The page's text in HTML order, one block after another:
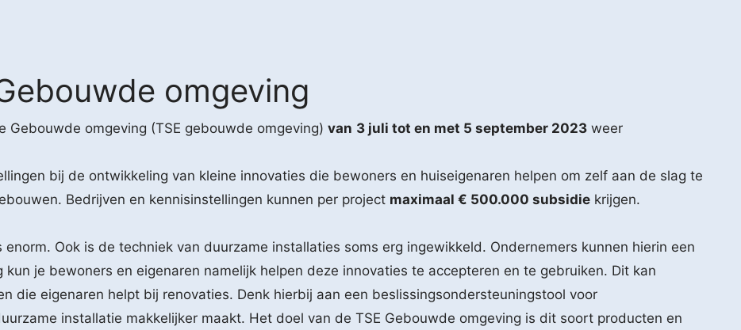
omgeving
omgeving (TSE gebouwde omgeving) van 3 juli tot en met 5 september 2023 weer
bij de ontwikkeling van kleine innovaties die bewoners en huiseigenaren helpen om zelf aan de slag te
Bedrijven en kennisinstellingen kunnen per project maximaal € 500.000 subsidie krijgen.
Ook is de techniek van duurzame installaties soms erg ingewikkeld. Ondernemers kunnen hierin een
je bewoners en eigenaren namelijk helpen deze innovaties te accepteren en te gebruiken. Dit kan
die eigenaren helpt bij renovaties. Denk hierbij aan een beslissingsondersteuningstool voor
installatie makkelijker maakt. Het doel van de TSE Gebouwde omgeving is dit soort producten en